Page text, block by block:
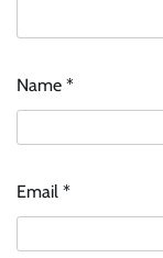
Name *
Email *